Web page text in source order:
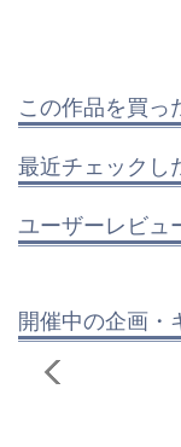
この作品を買っ
最近チェックし
ユーザーレビュ
開催中の企画・